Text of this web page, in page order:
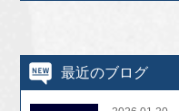
最近のブログ